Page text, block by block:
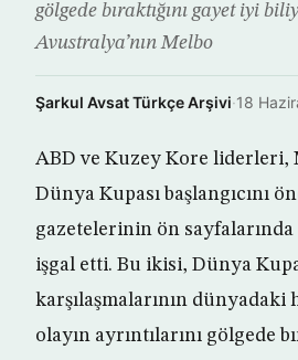
gölgede bıraktığını gayet iyi
Avustralya’nın Melbo
Şarkul Avsat Türkçe Arşivi·18
ABD ve Kuzey Kore liderleri,
Dünya Kupası başlangıcını
gazetelerinin ön
işgal etti. Bu ikisi, Dünya
karşılaşmalarının dünyadaki
olayın ayrıntılarını gölgede